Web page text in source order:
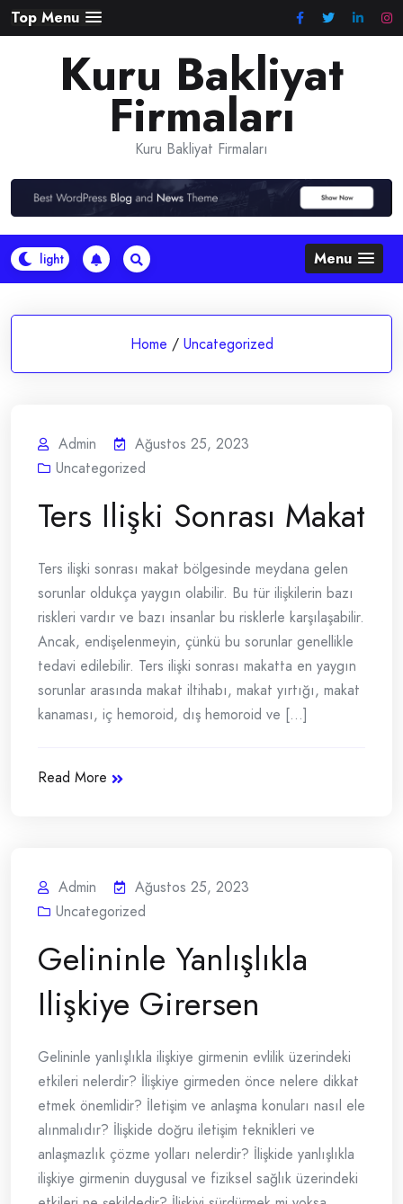
Skip
to
Top Menu
Kuru Bakliyat
Firmaları
Kuru Bakliyat Firmaları
Menu
Home / Uncategorized
Admin
Ağustos 25, 2023
Uncategorized
Ters Ilişki Sonrası Makat
Ters ilişki sonrası makat bölgesinde meydana gelen
sorunlar oldukça yaygın olabilir. Bu tür ilişkilerin bazı
riskleri vardır ve bazı insanlar bu risklerle karşılaşabilir.
Ancak, endişelenmeyin, çünkü bu sorunlar genellikle
tedavi edilebilir. Ters ilişki sonrası makatta en yaygın
sorunlar arasında makat iltihabı, makat yırtığı, makat
kanaması, iç hemoroid, dış hemoroid ve [...]
Read More
Admin
Ağustos 25, 2023
Uncategorized
Gelininle Yanlışlıkla
Ilişkiye Girersen
Gelininle yanlışlıkla ilişkiye girmenin evlilik üzerindeki
etkileri nelerdir? İlişkiye girmeden önce nelere dikkat
etmek önemlidir? İletişim ve anlaşma konuları nasıl ele
alınmalıdır? İlişkide doğru iletişim teknikleri ve
anlaşmazlık çözme yolları nelerdir? İlişkide yanlışlıkla
ilişkiye girmenin duygusal ve fiziksel sağlık üzerindeki